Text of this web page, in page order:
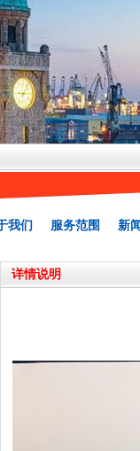
我们 服务范围 新
详情说明